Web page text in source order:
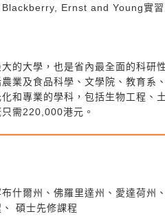
Ernst and Young實
的大學，也是省內最全面的科
業及食品科學、文學院、教育
和專業的學科，包括生物工程
需220,000港元。
什爾州、佛羅里達州、愛達荷州
碩士先修課程